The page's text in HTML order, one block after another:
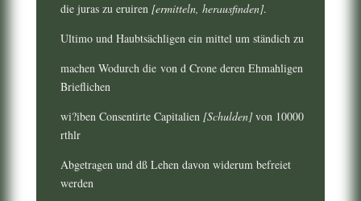
die juras zu eruiren [ermitteln, herausfinden].
Ultimo und Haubtsächligen ein mittel um ständich zu
machen Wodurch die von d Crone deren Ehmahligen
Brieflichen
wi?iben Consentirte Capitalien [Schulden]von 10000
rthlr
Abgetragen und dß Lehen davon widerum befreiet
werden